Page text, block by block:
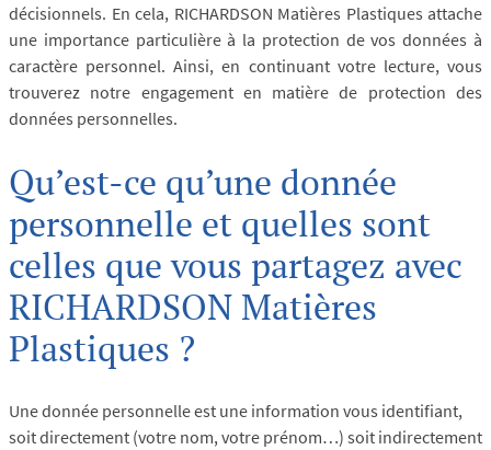
décisionnels. En cela, RICHARDSON Matières Plastiques attache
une importance particulière à la protection de vos données à
caractère personnel. Ainsi, en continuant votre lecture, vous
trouverez notre engagement en matière de protection des
données personnelles.
Qu’est-ce qu’une donnée
personnelle et quelles sont
celles que vous partagez avec
RICHARDSON Matières
Plastiques ?
Une donnée personnelle est une information vous identifiant,
soit directement (votre nom, votre prénom…) soit indirectement